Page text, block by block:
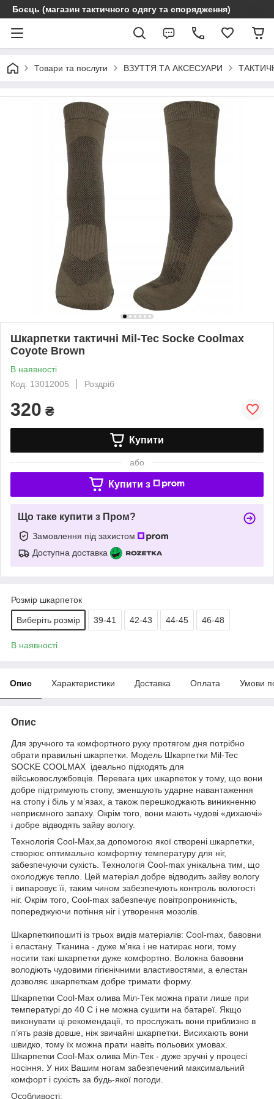
Боєць (магазин тактичного одягу та спорядження)
Товари та послуги ВЗУТТЯ ТА АКСЕСУАРИ
Шкарпетки тактичні Mil-Tec Socke Coolmax
Coyote Brown
В наявності
Код: 13012005
Роздріб
320 ₴
Купити
або
Купити з
Що таке купити з Пром?
Замовлення під захистом
Доступна доставка
Розмір шкарпеток
Виберіть розмір 39-41 42-43 44-45 46-48
В наявності
Опис Характеристики Доставка Оплата Умови
Опис
Для зручного та комфортного руху протягом дня потрібно
обрати правильні шкарпетки. Модель Шкарпетки Mil-Tec
SOCKE COOLMAX ідеально підходять для
військовослужбовців. Перевага цих шкарпеток у тому, що вони
добре підтримують стопу, зменшують ударне навантаження
на стопу і біль у м’язах, а також перешкоджають виникненню
неприємного запаху. Окрім того, вони мають чудові «дихаючі»
і добре відводять зайву вологу.
Технологія Cool-Max,за допомогою якої створені шкарпетки,
створює оптимально комфортну температуру для ніг,
забезпечуючи сухість. Технологія Cool-max унікальна тим, що
охолоджує тепло. Цей матеріал добре відводить зайву вологу
і випаровує її, таким чином забезпечують контроль вологості
ніг. Окрім того, Cool-max забезпечує повітропроникність,
попереджуючи потіння ніг і утворення мозолів.
Шкарпеткипошиті із трьох видів матеріалів: Cool-max, бавовни
і еластану. Тканина - дуже м'яка і не натирає ноги, тому
носити такі шкарпетки дуже комфортно. Волокна бавовни
володіють чудовими гігієнічними властивостями, а елестан
дозволяє шкарпеткам добре тримати форму.
Шкарпетки Cool-Max олива Міл-Тек можна прати лише при
температурі до 40 С і не можна сушити на батареї. Якщо
виконувати ці рекомендації, то прослужать вони приблизно в
п’ять разів довше, ніж звичайні шкарпетки. Висихають вони
швидко, тому їх можна прати навіть польових умовах.
Шкарпетки Cool-Max олива Міл-Тек - дуже зручні у процесі
носіння. У них Вашим ногам забезпечений максимальний
комфорт і сухість за будь-якої погоди.
Особливості: